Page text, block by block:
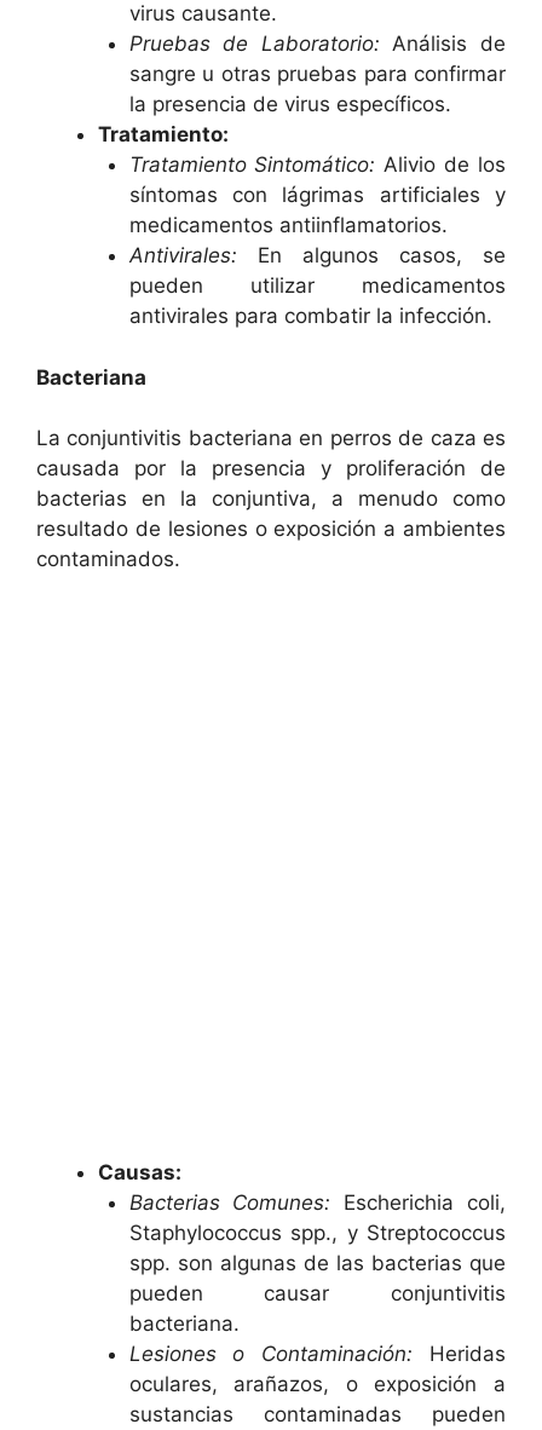
virus causante.
Pruebas de Laboratorio: Análisis de
sangre u otras pruebas para confirmar
la presencia de virus específicos.
Tratamiento:
Tratamiento Sintomático: Alivio de los
síntomas con lágrimas artificiales y
medicamentos antiinflamatorios.
Antivirales: En algunos casos, se
pueden utilizar medicamentos
antivirales para combatir la infección.
Bacteriana
La conjuntivitis bacteriana en perros de caza es
causada por la presencia y proliferación de
bacterias en la conjuntiva, a menudo como
resultado de lesiones o exposición a ambientes
contaminados.
Causas:
Bacterias Comunes: Escherichia coli,
Staphylococcus spp., y Streptococcus
spp. son algunas de las bacterias que
pueden causar conjuntivitis
bacteriana.
Lesiones o Contaminación: Heridas
oculares, arañazos, o exposición a
sustancias contaminadas pueden